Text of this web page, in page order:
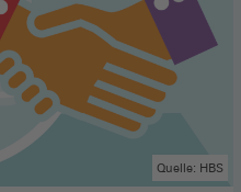
Quelle: HBS